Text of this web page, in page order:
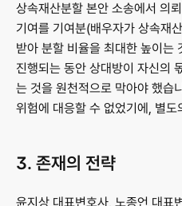
상속재산분할 본안 소송에서 의
기여를 기여분(배우자가 상속재
받아 분할 비율을 최대한 높이는
진행되는 동안 상대방이 자신의
는 것을 원천적으로 막아야 했습
위험에 대응할 수 없었기에, 별
3. 존재의 전략
윤지상 대표변호사, 노종언 대표